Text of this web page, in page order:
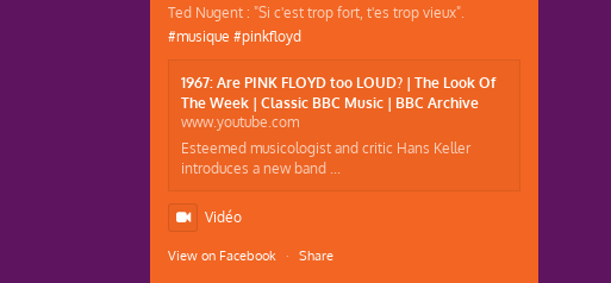
Ted Nugent : "Si c'est trop fort, t'es trop vieux".
#musique #pinkfloyd
1967: Are PINK FLOYD too LOUD? | The Look Of
The Week | Classic BBC Music | BBC Archive
www.youtube.com
Esteemed musicologist and critic Hans Keller
introduces a new band ...
Vidéo
View on Facebook · Share